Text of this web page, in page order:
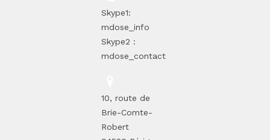
Skype1:
mdose_info
Skype2 :
mdose_contact
10, route de
Brie-Comte-
Robert